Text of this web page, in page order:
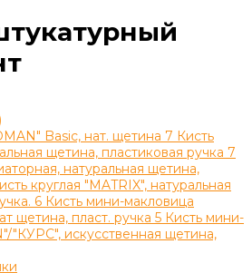
Basic, нат. щетина 7 Кисть
щетина, пластиковая ручка 7
натуральная щетина,
круглая "MATRIX", натуральная
6 Кисть мини-макловица
щетина, пласт. ручка 5 Кисть мини-
"КУРС", искусственная щетина,